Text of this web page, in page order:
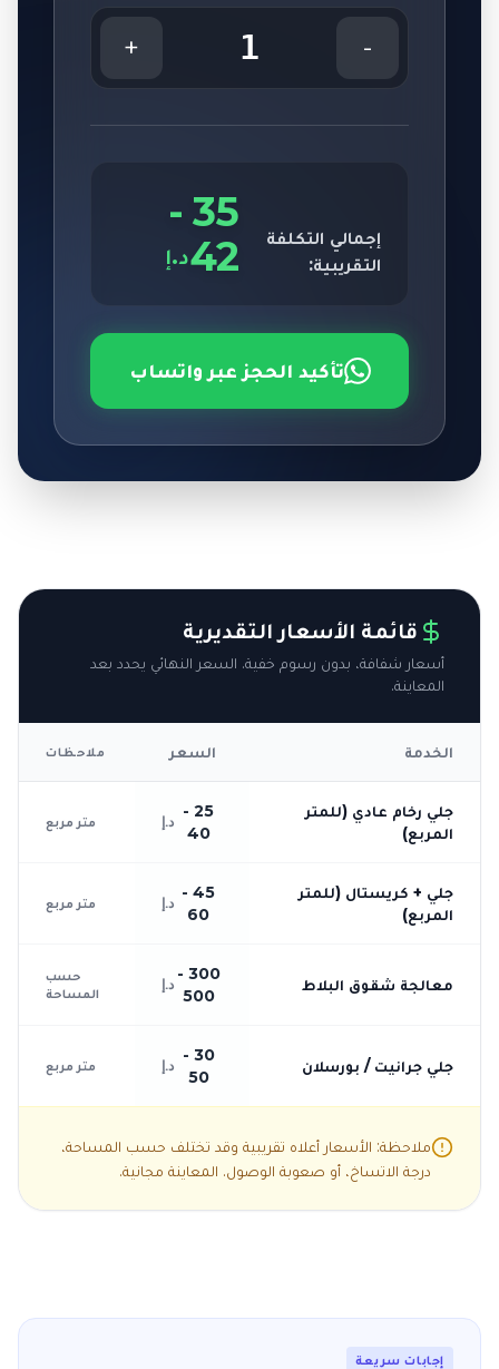
-
1
+
إجمالي التكلفة
التقريبية:
35
-
42د.إ
تأكيد الحجز عبر واتساب
قائمة الأسعار التقديرية
أسعار شفافة، بدون رسوم خفية. السعر النهائي يحدد بعد
المعاينة.
الخدمة السعر ملاحظات
جلي رخام عادي (للمتر
المربع)
25 -
40
د.إ متر مربع
جلي + كريستال (للمتر
المربع)
45 -
60
د.إ متر مربع
معالجة شقوق البلاط
300 -
500
د.إ
حسب
المساحة
جلي جرانيت / بورسلان
30 -
50
د.إ متر مربع
ملاحظة: الأسعار أعلاه تقريبية وقد تختلف حسب المساحة،
درجة الاتساخ، أو صعوبة الوصول. المعاينة مجانية.
إجابات سريعة